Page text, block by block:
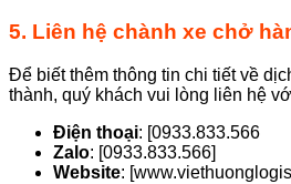
5. Liên hệ chành xe chở
Để biết thêm thông tin chi tiết về
thành, quý khách vui lòng liên hệ
Điện thoại: [0933.833.566
Zalo: [0933.833.566]
Website: